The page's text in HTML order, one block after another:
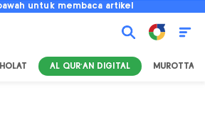
untuk membaca artikel
AL QUR'AN DIGITAL MUROTTAL